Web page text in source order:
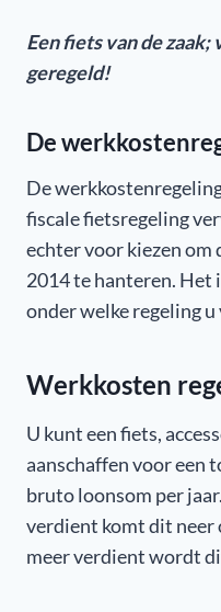
Een fiets van de zaak;
geregeld!
De
De
fiscale fietsregeling
echter voor kiezen
2014 te hanteren. Het
onder welke regeling u
Werkkosten
U kunt een fiets,
aanschaffen voor een
bruto loonsom per
verdient komt dit neer
meer verdient wordt